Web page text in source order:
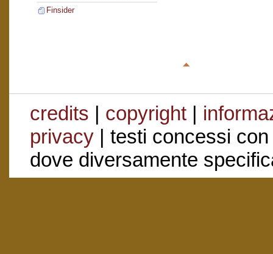
Finsider
credits | copyright|
privacy| testi concessi
dove diversamente